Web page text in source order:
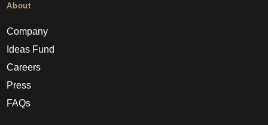
About
Company
Ideas Fund
Careers
Press
FAQs